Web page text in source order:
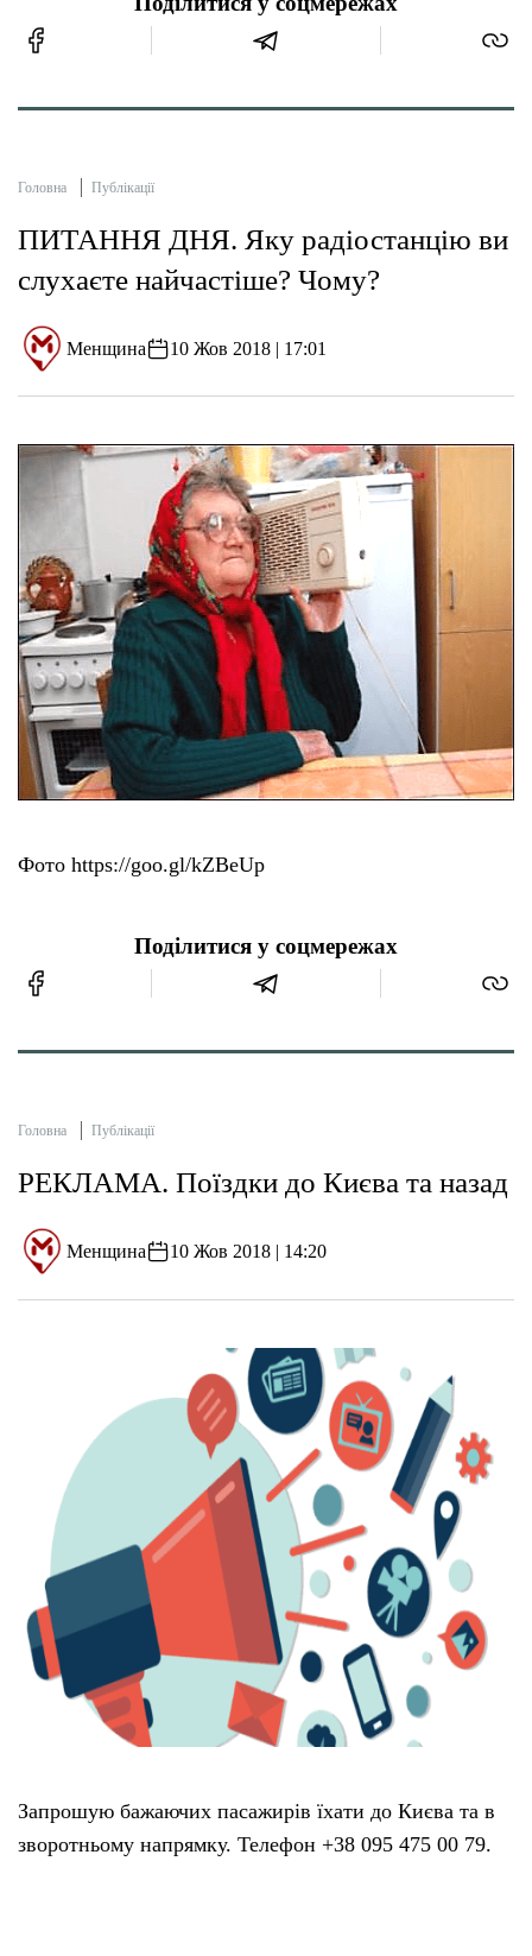
Головна Публікації
ПИТАННЯ ДНЯ. Яку радіостанцію ви
слухаєте найчастіше? Чому?
Менщина 10 Жов 2018 | 17:01
Фото https://goo.gl/kZBeUp
Поділитися у соцмережах
Головна Публікації
РЕКЛАМА. Поїздки до Києва та назад
Менщина 10 Жов 2018 | 14:20
Запрошую бажаючих пасажирів їхати до Києва та в
зворотньому напрямку. Телефон +38 095 475 00 79.